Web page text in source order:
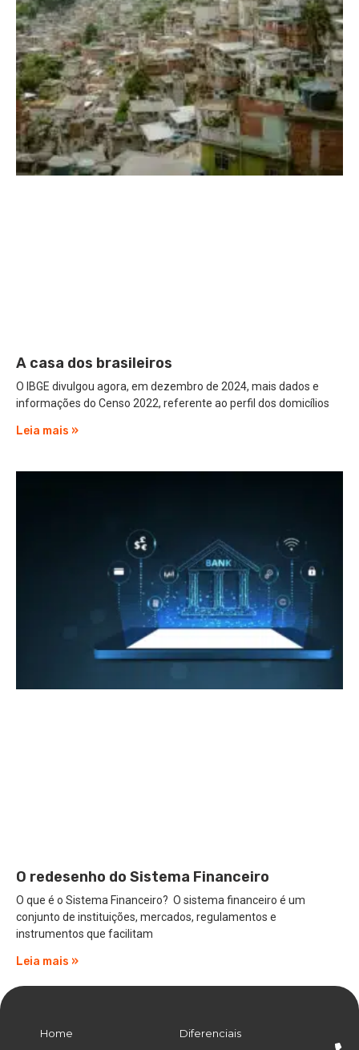
A casa dos brasileiros
O IBGE divulgou agora, em dezembro de 2024, mais dados e
informações do Censo 2022, referente ao perfil dos domicílios
Leia mais »
O redesenho do Sistema Financeiro
O que é o Sistema Financeiro? O sistema financeiro é um
conjunto de instituições, mercados, regulamentos e
instrumentos que facilitam
Leia mais »
Home
Diferenciais